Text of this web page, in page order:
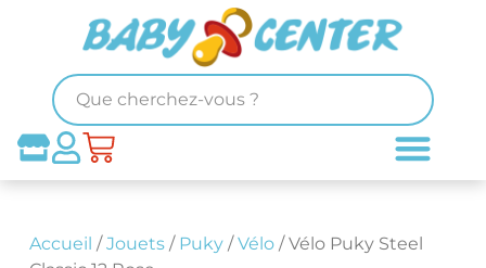
Accueil /Jouets/ Puky/Vélo/ Vélo Puky Steel